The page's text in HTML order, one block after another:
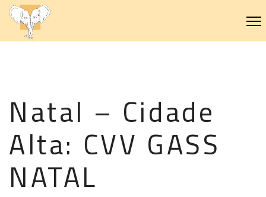
Natal – Cidade
Alta: CVV GASS
NATAL